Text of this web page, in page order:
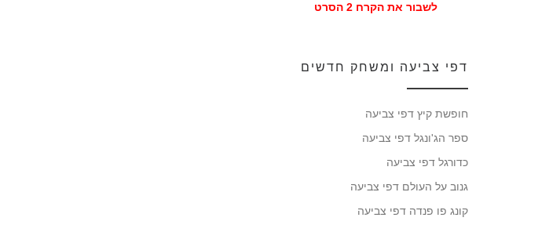
לשבור את הקרח 2 הסרט
דפי צביעה ומשחק חדשים
חופשת קיץ דפי צביעה
ספר הג'ונגל דפי צביעה
כדורגל דפי צביעה
גנוב על העולם דפי צביעה
קונג פו פנדה דפי צביעה